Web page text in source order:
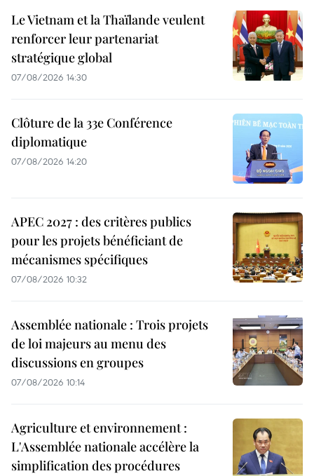
Le Vietnam et la Thaïlande veulent
renforcer leur partenariat
stratégique global
07/08/2026 14:30
Clôture de la 33e Conférence
diplomatique
07/08/2026 14:20
APEC 2027 : des critères publics
pour les projets bénéficiant de
mécanismes spécifiques
07/08/2026 10:32
Assemblée nationale : Trois projets
de loi majeurs au menu des
discussions en groupes
07/08/2026 10:14
Agriculture et environnement :
L'Assemblée nationale accélère la
simplification des procédures